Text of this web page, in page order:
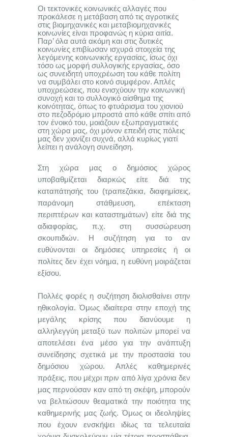
Οι τεκτονικές κοινωνικές αλλαγές που
προκάλεσε η μετάβαση από τις αγροτικές
στις βιομηχανικές και μεταβιομηχανικές
κοινωνίες είναι προφανώς η κύρια αιτία.
Παρ’ όλα αυτά ακόμη και στις δυτικές
κοινωνίες επιβίωσαν ισχυρά στοιχεία της
λεγόμενης κοινωνικής εργασίας, ίσως όχι
τόσο ως μορφή συλλογικής εργασίας, όσο
ως συνειδητή υποχρέωση του κάθε πολίτη
να συμβάλει στο κοινό συμφέρον. Απλές
υποχρεώσεις, που ενισχύουν την κοινωνική
συνοχή και το συλλογικό αίσθημα της
κοινότητας, όπως το φτυάρισμα του χιονιού
στο πεζοδρόμιο μπροστά από κάθε σπίτι από
τον ένοικό του, μοιάζουν εξωπραγματικές
στη χώρα μας, όχι μόνον επειδή στις πόλεις
μας δεν χιονίζει συχνά, αλλά κυρίως γιατί
λείπει η ανάλογη συνείδηση.
Στη χώρα μας ο δημόσιος χώρος
υποβαθμίζεται διαρκώς είτε διά της
καταπάτησής του (τραπεζάκια, διαφημίσεις,
παράνομη στάθμευση, επέκταση
περιπτέρων και καταστημάτων) είτε διά της
αδιαφορίας, π.χ. στη συσσώρευση
σκουπιδιών. Η συζήτηση για το αν
ευθύνονται οι δημόσιες υπηρεσίες ή οι
πολίτες δεν έχει νόημα, η ευθύνη μοιράζεται
εξίσου.
Πολλές φορές η συζήτηση διολισθαίνει στην
ηθικολογία. Όμως ιδιαίτερα στην εποχή της
μεγάλης κρίσης που διανύουμε η
αλληλεγγύη μεταξύ των πολιτών μπορεί να
αποτελέσει ένα μέσο για την ανάπτυξη
συνείδησης σχετικά με την προστασία του
δημόσιου χώρου. Απλές καθημερινές
πράξεις, που μέχρι πριν από λίγα χρόνια δεν
μας περνούσαν καν από τη σκέψη, μπορούν
να βελτιώσουν θεαματικά την ποιότητα της
καθημερινής μας ζωής. Όμως οι ιδεοληψίες
που έχουν ενσκήψει ιδίως τα τελευταία